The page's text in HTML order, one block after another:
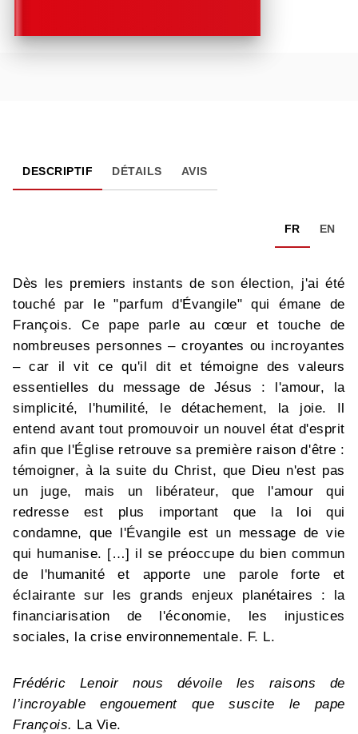
DESCRIPTIF DÉTAILS AVIS
FR EN
Dès les premiers instants de son élection, j'ai été
touché par le "parfum d'Évangile" qui émane de
François. Ce pape parle au cœur et touche de
nombreuses personnes – croyantes ou incroyantes
– car il vit ce qu'il dit et témoigne des valeurs
essentielles du message de Jésus : l'amour, la
simplicité, l'humilité, le détachement, la joie. Il
entend avant tout promouvoir un nouvel état d'esprit
afin que l'Église retrouve sa première raison d'être :
témoigner, à la suite du Christ, que Dieu n'est pas
un juge, mais un libérateur, que l'amour qui
redresse est plus important que la loi qui
condamne, que l'Évangile est un message de vie
qui humanise. […] il se préoccupe du bien commun
de l'humanité et apporte une parole forte et
éclairante sur les grands enjeux planétaires : la
financiarisation de l'économie, les injustices
sociales, la crise environnementale. F. L.
Frédéric Lenoir nous dévoile les raisons de
l’incroyable engouement que suscite le pape
François. La Vie.